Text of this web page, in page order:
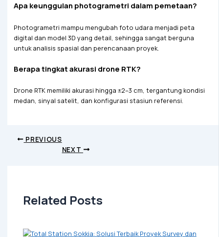
Apa keunggulan photogrametri dalam pemetaan?
Photogrametri mampu mengubah foto udara menjadi peta
digital dan model 3D yang detail, sehingga sangat berguna
untuk analisis spasial dan perencanaan proyek.
Berapa tingkat akurasi drone RTK?
Drone RTK memiliki akurasi hingga ±2–3 cm, tergantung kondisi
medan, sinyal satelit, dan konfigurasi stasiun referensi.
PREVIOUS
NEXT
Related Posts